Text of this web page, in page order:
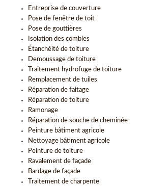
Entreprise de couverture
Pose de fenêtre de toit
Pose de gouttières
Isolation des combles
Étanchéité de toiture
Demoussage de toiture
Traitement hydrofuge de toiture
Remplacement de tuiles
Réparation de faitage
Réparation de toiture
Ramonage
Réparation de souche de cheminée
Peinture bâtiment agricole
Nettoyage bâtiment agricole
Peinture de toiture
Ravalement de façade
Bardage de façade
Traitement de charpente